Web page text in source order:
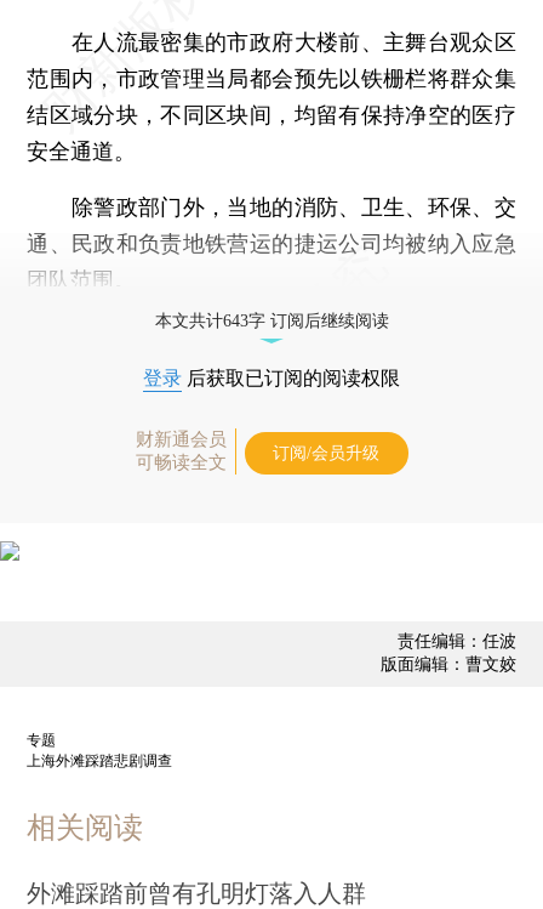
在人流最密集的市政府大楼前、主舞台观众区
范围内，市政管理当局都会预先以铁栅栏将群众集
结区域分块，不同区块间，均留有保持净空的医疗
安全通道。
除警政部门外，当地的消防、卫生、环保、交
通、民政和负责地铁营运的捷运公司均被纳入应急
团队范围。
本文共计643字 订阅后继续阅读
登录 后获取已订阅的阅读权限
财新通会员
可畅读全文
订阅/会员升级
责任编辑：任波
版面编辑：曹文姣
专题
上海外滩踩踏悲剧调查
相关阅读
外滩踩踏前曾有孔明灯落入人群